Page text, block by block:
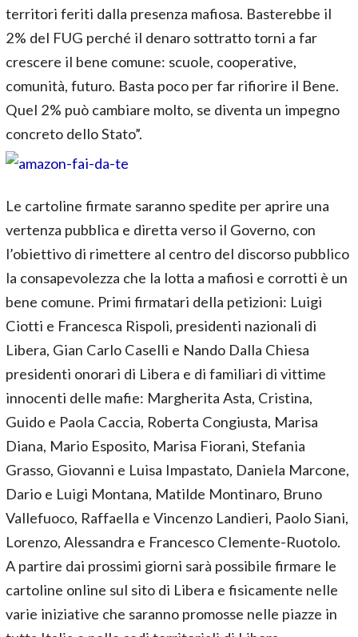
territori feriti dalla presenza mafiosa. Basterebbe il
2% del FUG perché il denaro sottratto torni a far
crescere il bene comune: scuole, cooperative,
comunità, futuro. Basta poco per far rifiorire il Bene.
Quel 2% può cambiare molto, se diventa un impegno
concreto dello Stato”.
Le cartoline firmate saranno spedite per aprire una
vertenza pubblica e diretta verso il Governo, con
l’obiettivo di rimettere al centro del discorso pubblico
la consapevolezza che la lotta a mafiosi e corrotti è un
bene comune. Primi firmatari della petizioni: Luigi
Ciotti e Francesca Rispoli, presidenti nazionali di
Libera, Gian Carlo Caselli e Nando Dalla Chiesa
presidenti onorari di Libera e di familiari di vittime
innocenti delle mafie: Margherita Asta, Cristina,
Guido e Paola Caccia, Roberta Congiusta, Marisa
Diana, Mario Esposito, Marisa Fiorani, Stefania
Grasso, Giovanni e Luisa Impastato, Daniela Marcone,
Dario e Luigi Montana, Matilde Montinaro, Bruno
Vallefuoco, Raffaella e Vincenzo Landieri, Paolo Siani,
Lorenzo, Alessandra e Francesco Clemente-Ruotolo.
A partire dai prossimi giorni sarà possibile firmare le
cartoline online sul sito di Libera e fisicamente nelle
varie iniziative che saranno promosse nelle piazze in